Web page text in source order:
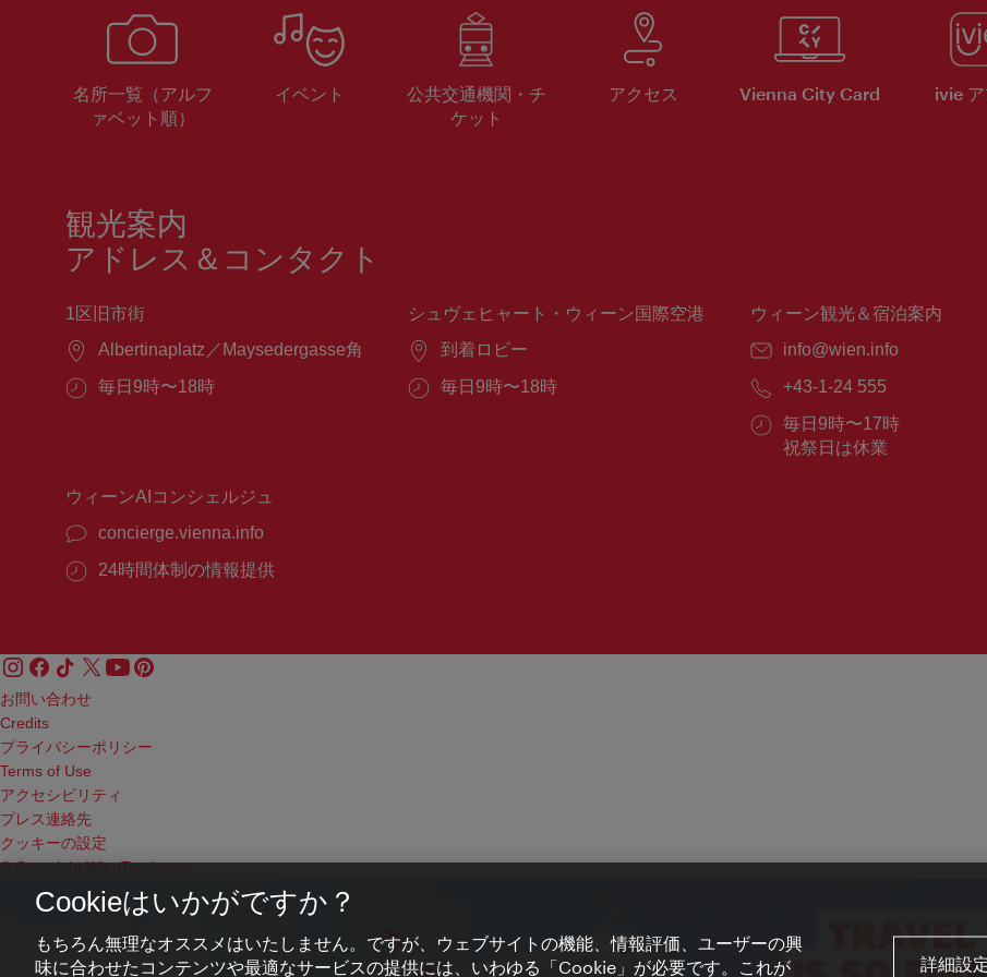
名所一覧（アルフ
ァベット順）
イベント
公共交通機関・チ
ケット
アクセス Vienna City Card ivie ア
観光案内
アドレス＆コンタクト
1区旧市街
場
Albertinaplatz／Maysedergasse角
営
毎日9時〜18時
シュヴェヒャート・ウィーン国際空港
場
到着ロビー
営
毎日9時〜18時
ウィーン観光＆宿泊案内
E
ー
ル：
info@wien.info
電
番
号：
+43-1-24 555
営
業
毎日9時〜17時
祝祭日は休業
ウィーンAIコンシェルジュ
concierge.vienna.info
24時間体制の情報提供
お問い合わせ
Credits
プライバシーポリシー
Terms of Use
アクセシビリティ
プレス連絡先
クッキーの設定
© Copyright WienTourismus
Cookieはいかがですか？
もちろん無理なオススメはいたしません。ですが、ウェブサイトの機能、情報評価、ユーザーの興
味に合わせたコンテンツや最適なサービスの提供には、いわゆる「Cookie」が必要です。これが
詳細設